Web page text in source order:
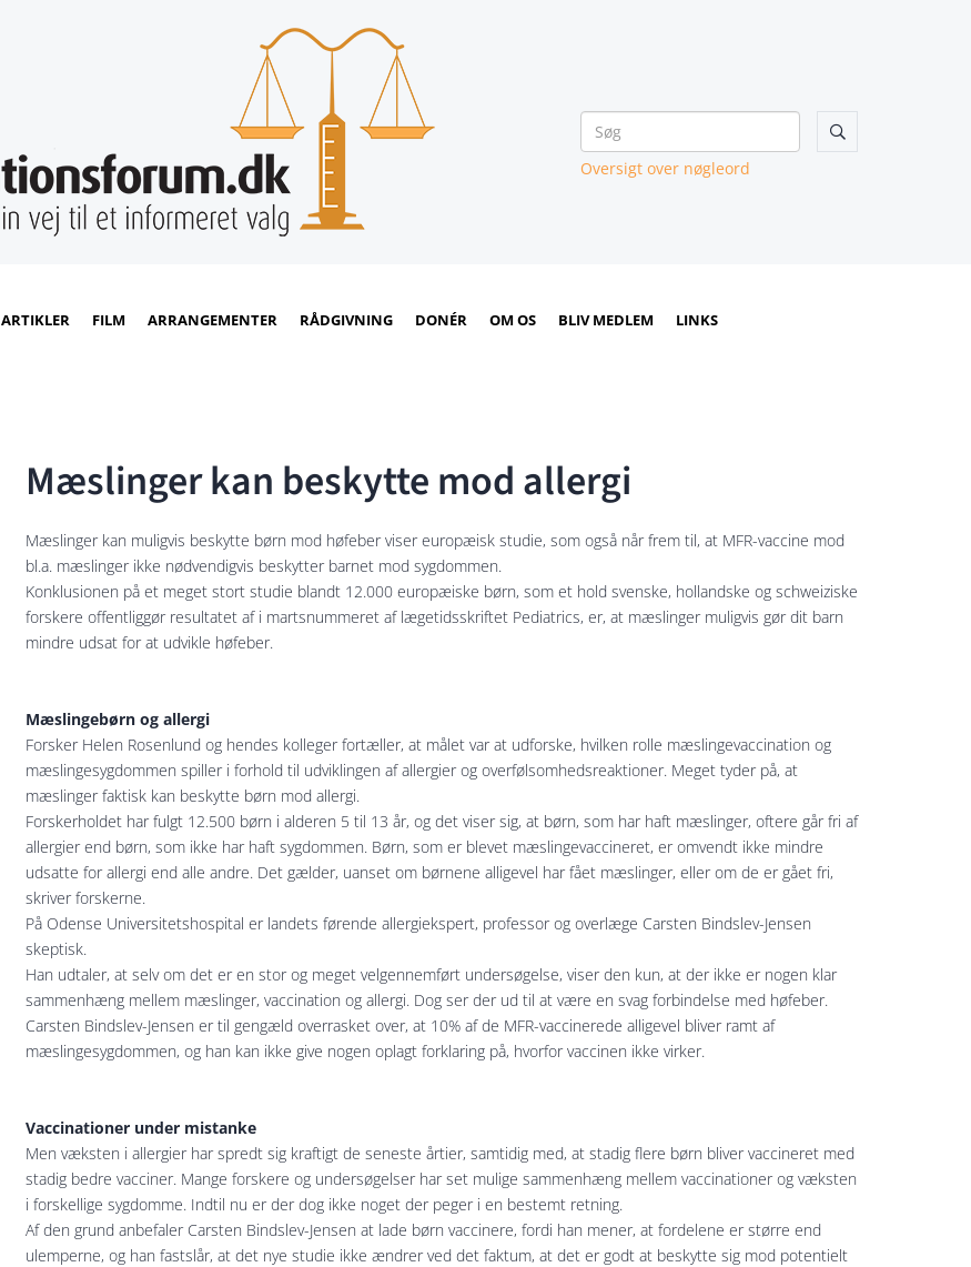

Oversigt over nøgleord
ARTIKLER FILM ARRANGEMENTER RÅDGIVNING DONÉR OM OS BLIV MEDLEM LINKS
Mæslinger kan beskytte mod allergi
Mæslinger kan muligvis beskytte børn mod høfeber viser europæisk studie, som også når frem til, at MFR-vaccine mod
bl.a. mæslinger ikke nødvendigvis beskytter barnet mod sygdommen.
Konklusionen på et meget stort studie blandt 12.000 europæiske børn, som et hold svenske, hollandske og schweiziske
forskere offentliggør resultatet af i martsnummeret af lægetidsskriftet Pediatrics, er, at mæslinger muligvis gør dit barn
mindre udsat for at udvikle høfeber.
Mæslingebørn og allergi
Forsker Helen Rosenlund og hendes kolleger fortæller, at målet var at udforske, hvilken rolle mæslingevaccination og
mæslingesygdommen spiller i forhold til udviklingen af allergier og overfølsomhedsreaktioner. Meget tyder på, at
mæslinger faktisk kan beskytte børn mod allergi.
Forskerholdet har fulgt 12.500 børn i alderen 5 til 13 år, og det viser sig, at børn, som har haft mæslinger, oftere går fri af
allergier end børn, som ikke har haft sygdommen. Børn, som er blevet mæslingevaccineret, er omvendt ikke mindre
udsatte for allergi end alle andre. Det gælder, uanset om børnene alligevel har fået mæslinger, eller om de er gået fri,
skriver forskerne.
På Odense Universitetshospital er landets førende allergiekspert, professor og overlæge Carsten Bindslev-Jensen
skeptisk.
Han udtaler, at selv om det er en stor og meget velgennemført undersøgelse, viser den kun, at der ikke er nogen klar
sammenhæng mellem mæslinger, vaccination og allergi. Dog ser der ud til at være en svag forbindelse med høfeber.
Carsten Bindslev-Jensen er til gengæld overrasket over, at 10% af de MFR-vaccinerede alligevel bliver ramt af
mæslingesygdommen, og han kan ikke give nogen oplagt forklaring på, hvorfor vaccinen ikke virker.
Vaccinationer under mistanke
Men væksten i allergier har spredt sig kraftigt de seneste årtier, samtidig med, at stadig flere børn bliver vaccineret med
stadig bedre vacciner. Mange forskere og undersøgelser har set mulige sammenhæng mellem vaccinationer og væksten
i forskellige sygdomme. Indtil nu er der dog ikke noget der peger i en bestemt retning.
Af den grund anbefaler Carsten Bindslev-Jensen at lade børn vaccinere, fordi han mener, at fordelene er større end
ulemperne, og han fastslår, at det nye studie ikke ændrer ved det faktum, at det er godt at beskytte sig mod potentielt